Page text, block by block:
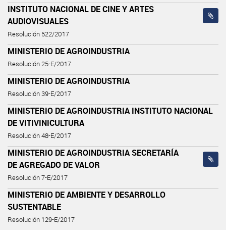
INSTITUTO NACIONAL DE CINE Y ARTES
AUDIOVISUALES
Resolución 522/2017
MINISTERIO DE AGROINDUSTRIA
Resolución 25-E/2017
MINISTERIO DE AGROINDUSTRIA
Resolución 39-E/2017
MINISTERIO DE AGROINDUSTRIA INSTITUTO NACIONAL
DE VITIVINICULTURA
Resolución 48-E/2017
MINISTERIO DE AGROINDUSTRIA SECRETARÍA
DE AGREGADO DE VALOR
Resolución 7-E/2017
MINISTERIO DE AMBIENTE Y DESARROLLO
SUSTENTABLE
Resolución 129-E/2017